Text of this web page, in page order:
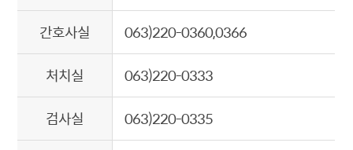
간호사실 063)220-0360,0366
처치실 063)220-0333
검사실 063)220-0335